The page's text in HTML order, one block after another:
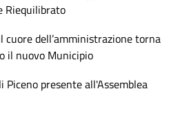
Riequilibrato
cuore dell’amministrazione torna
il nuovo Municipio
Piceno presente all'Assemblea